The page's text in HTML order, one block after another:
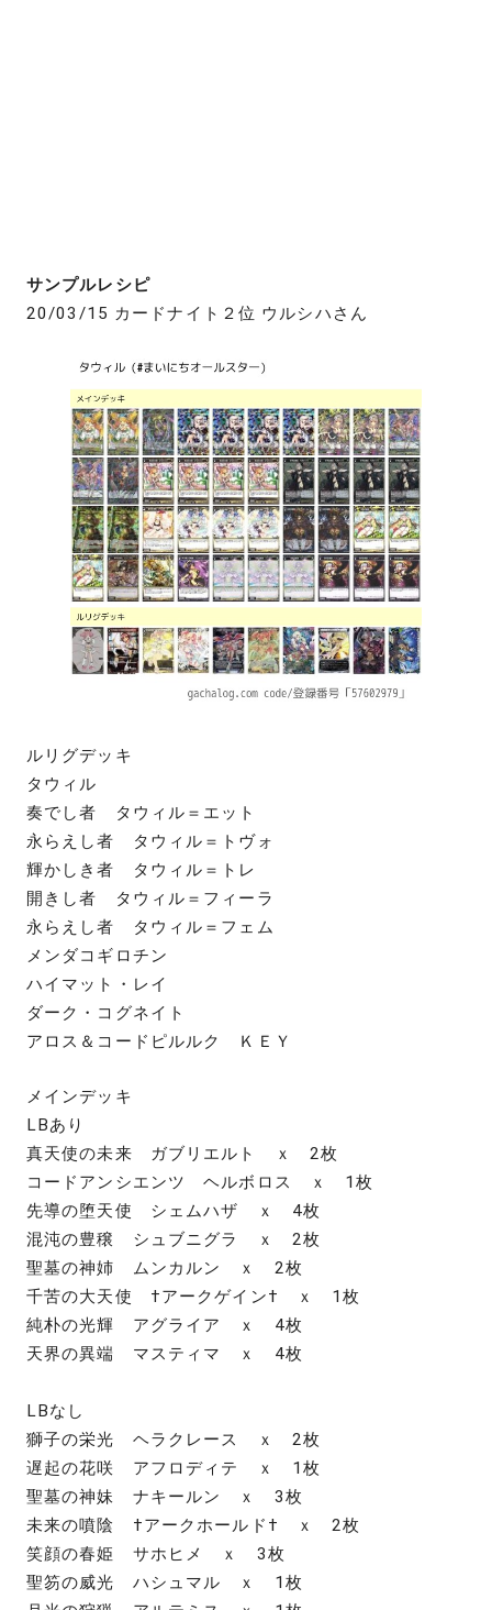
サンプルレシピ
20/03/15 カードナイト２位 ウルシハさん
ルリグデッキ
タウィル
奏でし者 タウィル＝エット
永らえし者 タウィル＝トヴォ
輝かしき者 タウィル＝トレ
開きし者 タウィル＝フィーラ
永らえし者 タウィル＝フェム
メンダコギロチン
ハイマット・レイ
ダーク・コグネイト
アロス＆コードピルルク ＫＥＹ
メインデッキ
LBあり
真天使の未来 ガブリエルト ｘ 2枚
コードアンシエンツ ヘルボロス ｘ 1枚
先導の堕天使 シェムハザ ｘ 4枚
混沌の豊穣 シュブニグラ ｘ 2枚
聖墓の神姉 ムンカルン ｘ 2枚
千苦の大天使 †アークゲイン† ｘ 1枚
純朴の光輝 アグライア ｘ 4枚
天界の異端 マスティマ ｘ 4枚
LBなし
獅子の栄光 ヘラクレース ｘ 2枚
遅起の花咲 アフロディテ ｘ 1枚
聖墓の神妹 ナキールン ｘ 3枚
未来の噴陰 †アークホールド† ｘ 2枚
笑顔の春姫 サホヒメ ｘ 3枚
聖笏の威光 ハシュマル ｘ 1枚